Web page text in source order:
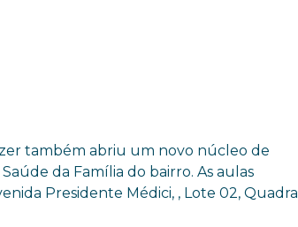
também abriu um novo núcleo de
da Família do bairro. As aulas
Presidente Médici, , Lote 02, Quadra